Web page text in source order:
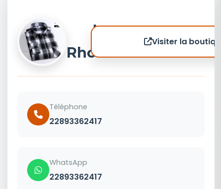
Le
Rhodium
Visiter la
Téléphone
22893362417
WhatsApp
22893362417